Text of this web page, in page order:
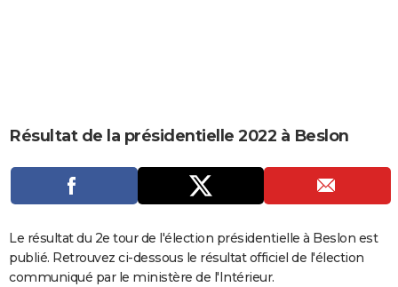
CARTE DE VOEUX
DICTIONNAIRE
Dictionnaire
Biographies
Expressions
Proverbes
PROGRAMME TV
COPAINS D'AVANT
Se connecter
Collèges
Universités
Entreprises
Service militaire
Avis de recherche
AVIS DE DÉCÈS
Résultat de la présidentielle 2022 à Beslon
Le résultat du 2e tour de l'élection présidentielle à Beslon est
publié. Retrouvez ci-dessous le résultat officiel de l'élection
communiqué par le ministère de l'Intérieur.